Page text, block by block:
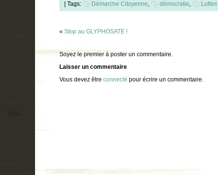
Tags: Démarche Citoyenne, démocratie, Luttes
« Stop au GLYPHOSATE !
Soyez le premier à poster un commentaire.
Laisser un commentaire
Vous devez être connecté pour écrire un commentaire.